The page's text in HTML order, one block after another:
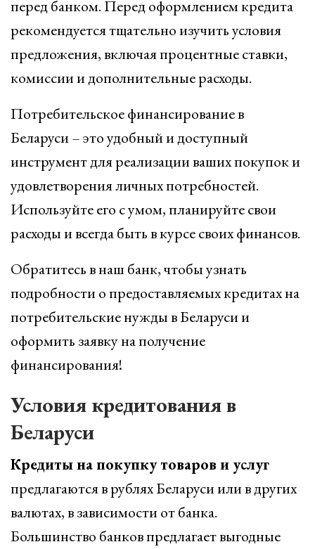
перед банком. Перед оформлением кредита
рекомендуется тщательно изучить условия
предложения, включая процентные ставки,
комиссии и дополнительные расходы.
Потребительское финансирование в
Беларуси – это удобный и доступный
инструмент для реализации ваших покупок и
удовлетворения личных потребностей.
Используйте его с умом, планируйте свои
расходы и всегда быть в курсе своих финансов.
Обратитесь в наш банк, чтобы узнать
подробности о предоставляемых кредитах на
потребительские нужды в Беларуси и
оформить заявку на получение
финансирования!
Условия кредитования в
Беларуси
Кредиты на покупку товаров и услуг
предлагаются в рублях Беларуси или в других
валютах, в зависимости от банка.
Большинство банков предлагает выгодные